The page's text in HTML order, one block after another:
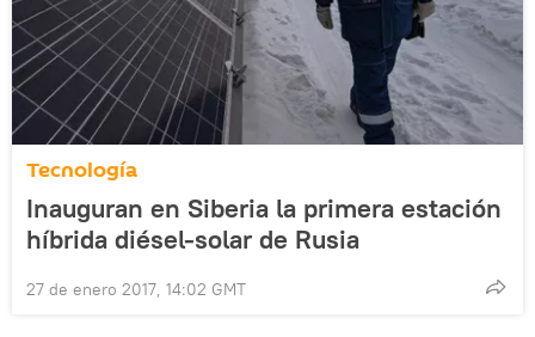
Tecnología
Inauguran en Siberia la primera estación
híbrida diésel-solar de Rusia
27 de enero 2017, 14:02 GMT